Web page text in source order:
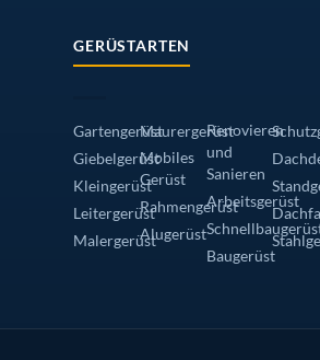
GERÜSTARTEN
Gartengerüst
Giebelgerüst
Kleingerüst
Leitergerüst
Malergerüst
Maurergerüst
Mobiles
Gerüst
Rahmengerüst
Alugerüst
Renovieren
und
Sanieren
Arbeitsgerüst
Baugerüst